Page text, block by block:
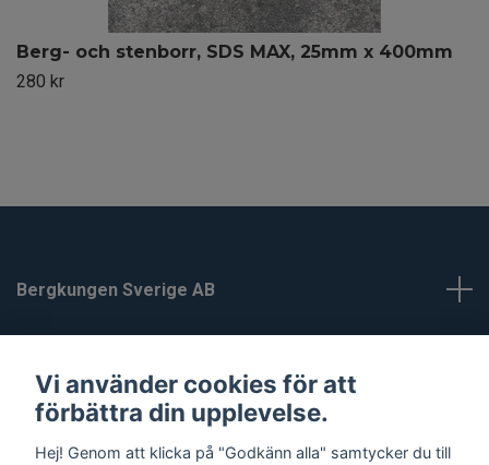
Berg- och stenborr, SDS MAX, 25mm x 400mm
280 kr
Bergkungen Sverige AB
Läs mer
Vi använder cookies för att
förbättra din upplevelse.
Hej! Genom att klicka på "Godkänn alla" samtycker du till